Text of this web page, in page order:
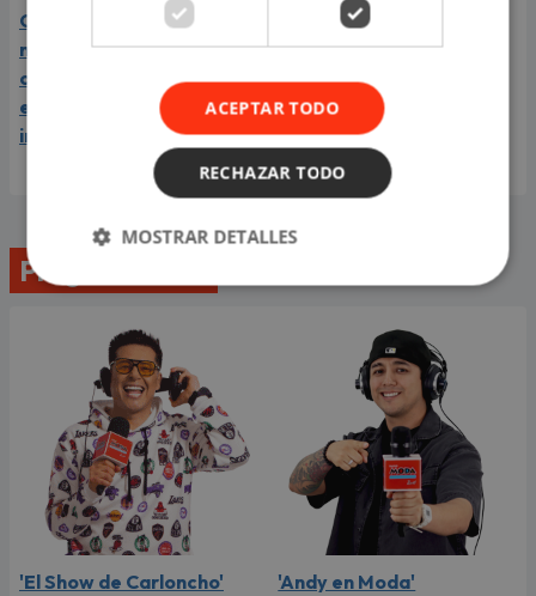
Carín León está en el
mejor momento de su
carrera y llega a Lima en
el año de su consagración
internacional
Programación
'El Show de Carloncho'
'Andy en Moda'
ACEPTAR TODO
RECHAZAR TODO
MOSTRAR DETALLES